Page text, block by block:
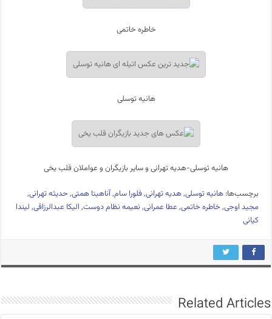
خاطره خاتمی
هانیه توسلی
هانیه توسلی-هدیه تهرانی و سایر بازیگران و عواملان قلب یخی
برچسب‌ها:هانیه توسلی,هدیه تهرانی,فلورا سام,آناهیتا همتی, حدیثه تهرانی,
مجید اوجی, خاطره خاتمی, عطا عمرانی, نعیمه نظام دوست, الیکا عبدالرزاقی, لیندا
کیانی
Related Articles